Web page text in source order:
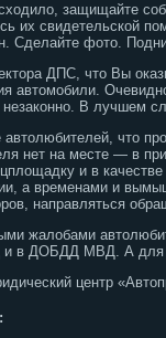
защищайте
их свидетельской
Сделайте фото.
ДПС, что Вы
автомобили.
В лучшем
что
нет на месте — в
и в
а временами и
направляться
жалобами
и в ДОБДД МВД. А для
центр